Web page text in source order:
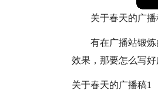
关于春天的广播
有在广播站锻
效果，那要怎么写
关于春天的广播稿1